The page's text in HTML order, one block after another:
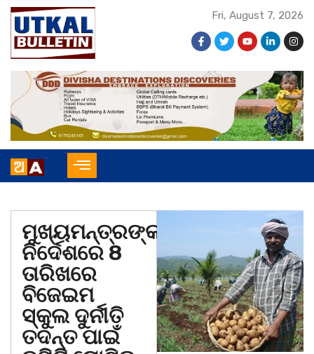
Fri, August 7, 2026
ମୁଖ୍ୟମନ୍ତ୍ରଙ୍କ
ନିର୍ଦେଶରେ 8
ତାରିଖରେ
ବିଜେଇମ
ସ୍କୁଲ ଦୁର୍ନୀତି
ତଦନ୍ତ ପାଇଁ